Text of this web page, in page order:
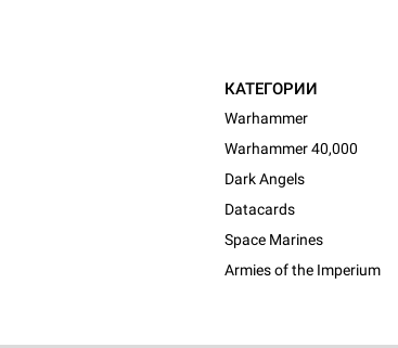
КАТЕГОРИИ
Warhammer
Warhammer 40,000
Dark Angels
Datacards
Space Marines
Armies of the Imperium